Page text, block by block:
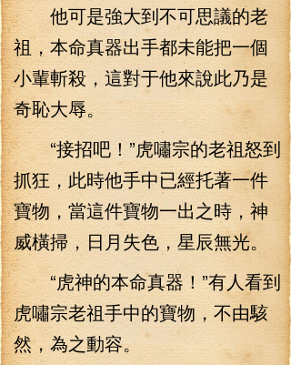
他可是強大到不可思議的老
祖，本命真器出手都未能把一個
小輩斬殺，這對于他來說此乃是
奇恥大辱。
“接招吧！”虎嘯宗的老祖怒到
抓狂，此時他手中已經托著一件
寶物，當這件寶物一出之時，神
威橫掃，日月失色，星辰無光。
“虎神的本命真器！”有人看到
虎嘯宗老祖手中的寶物，不由駭
然，為之動容。